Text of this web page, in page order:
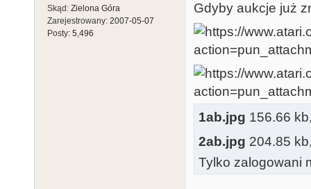
Skąd: Zielona Góra
Zarejestrowany: 2007-05-07
Posty: 5,496
Gdyby aukcje już
1ab.jpg 156.66
2ab.jpg 204.85
Tylko zalogowani